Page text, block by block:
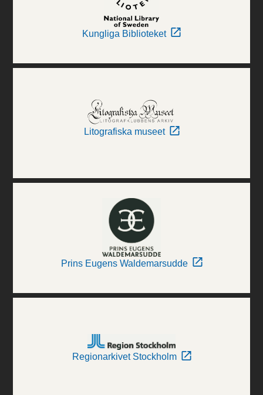
Kungliga Biblioteket
Litografiska museet
Prins Eugens Waldemarsudde
Regionarkivet Stockholm